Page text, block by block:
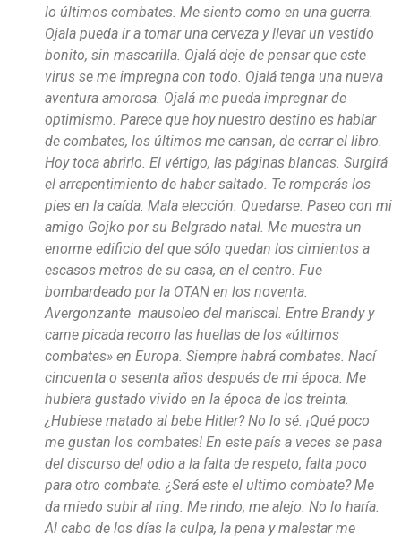
lo últimos combates. Me siento como en una guerra.
Ojala pueda ir a tomar una cerveza y llevar un vestido
bonito, sin mascarilla. Ojalá deje de pensar que este
virus se me impregna con todo. Ojalá tenga una nueva
aventura amorosa. Ojalá me pueda impregnar de
optimismo. Parece que hoy nuestro destino es hablar
de combates, los últimos me cansan, de cerrar el libro.
Hoy toca abrirlo. El vértigo, las páginas blancas. Surgirá
el arrepentimiento de haber saltado. Te romperás los
pies en la caída. Mala elección. Quedarse. Paseo con mi
amigo Gojko por su Belgrado natal. Me muestra un
enorme edificio del que sólo quedan los cimientos a
escasos metros de su casa, en el centro. Fue
bombardeado por la OTAN en los noventa.
Avergonzante mausoleo del mariscal. Entre Brandy y
carne picada recorro las huellas de los «últimos
combates» en Europa. Siempre habrá combates. Nací
cincuenta o sesenta años después de mi época. Me
hubiera gustado vivido en la época de los treinta.
¿Hubiese matado al bebe Hitler? No lo sé. ¡Qué poco
me gustan los combates! En este país a veces se pasa
del discurso del odio a la falta de respeto, falta poco
para otro combate. ¿Será este el ultimo combate? Me
da miedo subir al ring. Me rindo, me alejo. No lo haría.
Al cabo de los días la culpa, la pena y malestar me